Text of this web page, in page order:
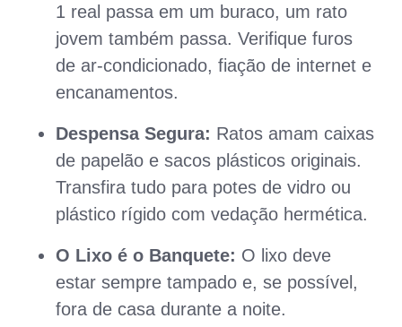
1 real passa em um buraco, um rato
jovem também passa. Verifique furos
de ar-condicionado, fiação de internet e
encanamentos.
Despensa Segura: Ratos amam caixas
de papelão e sacos plásticos originais.
Transfira tudo para potes de vidro ou
plástico rígido com vedação hermética.
O Lixo é o Banquete: O lixo deve
estar sempre tampado e, se possível,
fora de casa durante a noite.